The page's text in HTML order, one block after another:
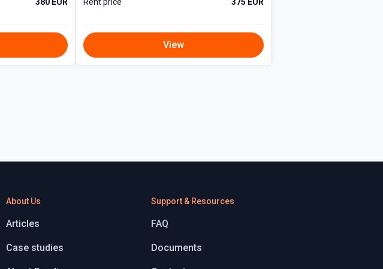
View
About Us
Articles
Case studies
Support & Resources
FAQ
Documents